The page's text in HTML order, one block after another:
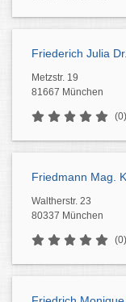
Friederich Julia Dr.
Metzstr. 19
81667 München
(0)
Friedmann Mag.
Waltherstr. 23
80337 München
(0)